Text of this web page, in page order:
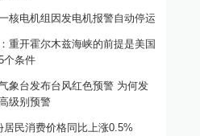
核电机组因发电机报警自动停运
重开霍尔木兹海峡的前提是美国
个条件
象台发布台风红色预警 为何发
级别预警
居民消费价格同比上涨0.5%